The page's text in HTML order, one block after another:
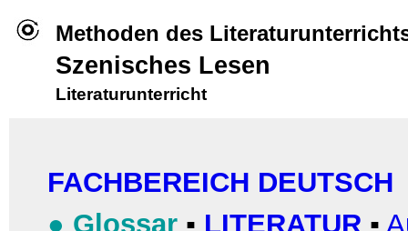
Methoden des Literaturunterricht
Szenisches Lesen
Literaturunterricht
FACHBEREICH DEUTSCH
● Glossar ▪ LITERATUR ▪